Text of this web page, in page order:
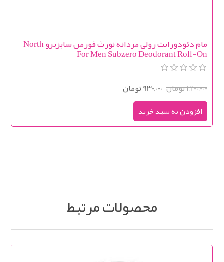
مام دئودورانت رولی مردانه نورث فورمن سابزیرو North
For Men Subzero Deodorant Roll-On
1,200,000 تومان 930,000 تومان
محصولات مرتبط